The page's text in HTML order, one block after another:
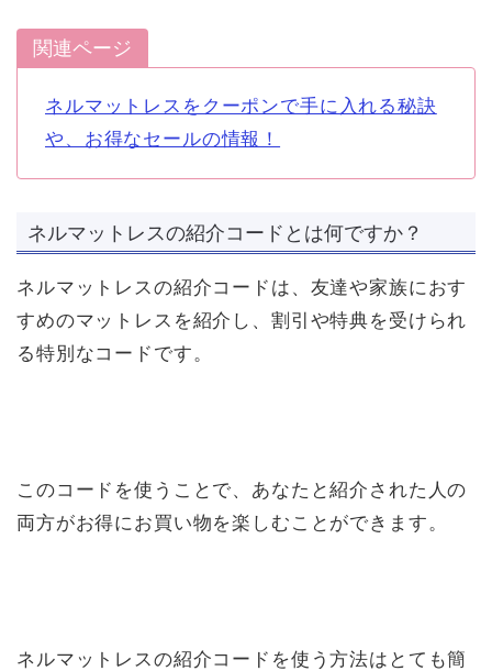
関連ページ
ネルマットレスをクーポンで手に入れる秘訣
や、お得なセールの情報！
ネルマットレスの紹介コードとは何ですか？
ネルマットレスの紹介コードは、友達や家族におす
すめのマットレスを紹介し、割引や特典を受けられ
る特別なコードです。
このコードを使うことで、あなたと紹介された人の
両方がお得にお買い物を楽しむことができます。
ネルマットレスの紹介コードを使う方法はとても簡